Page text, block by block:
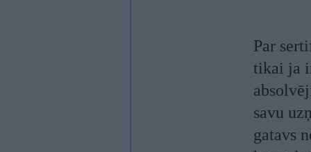
Par
tikai ja
savu
gatavs